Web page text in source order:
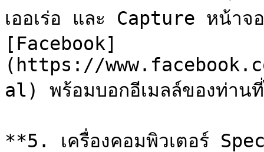
เออเร่อ และ Capture หน้าจ
[Facebook]
(https://
al) พร้อมบอกอีเมลล์ของท่านที่
**5. เครื่องคอมพิวเตอร์